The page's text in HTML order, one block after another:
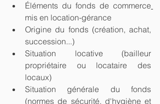
Éléments du fonds de commerce
mis en location-gérance
Origine du fonds (création, achat,
succession...)
Situation locative (bailleur
propriétaire ou locataire des
locaux)
Situation générale du fonds
(normes de sécurité, d'hygiène et